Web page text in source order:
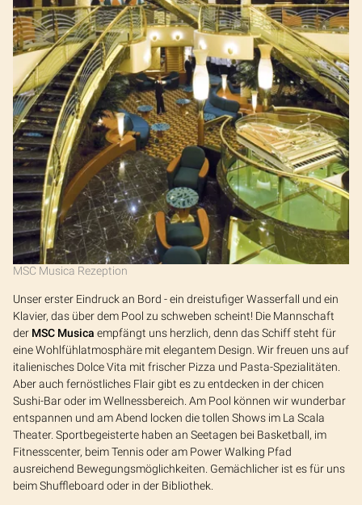
MSC Musica Rezeption
Unser erster Eindruck an Bord - ein dreistufiger Wasserfall und ein
Klavier, das über dem Pool zu schweben scheint! Die Mannschaft
der MSC Musica empfängt uns herzlich, denn das Schiff steht für
eine Wohlfühlatmosphäre mit elegantem Design. Wir freuen uns auf
italienisches Dolce Vita mit frischer Pizza und Pasta-Spezialitäten.
Aber auch fernöstliches Flair gibt es zu entdecken in der chicen
Sushi-Bar oder im Wellnessbereich. Am Pool können wir wunderbar
entspannen und am Abend locken die tollen Shows im La Scala
Theater. Sportbegeisterte haben an Seetagen bei Basketball, im
Fitnesscenter, beim Tennis oder am Power Walking Pfad
ausreichend Bewegungsmöglichkeiten. Gemächlicher ist es für uns
beim Shuffleboard oder in der Bibliothek.